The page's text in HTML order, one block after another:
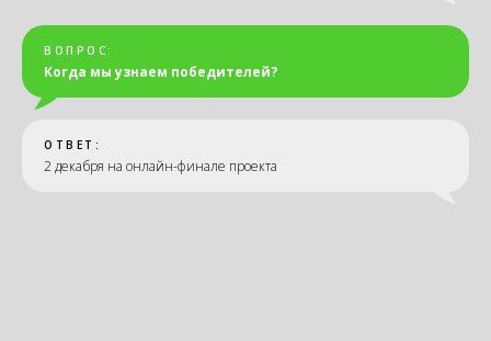
ВОПРОС:
Когда мы узнаем победителей?
ОТВЕТ:
2 декабря на онлайн-финале проекта